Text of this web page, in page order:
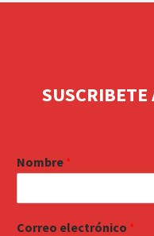
Nombre *
Correo electrónico *